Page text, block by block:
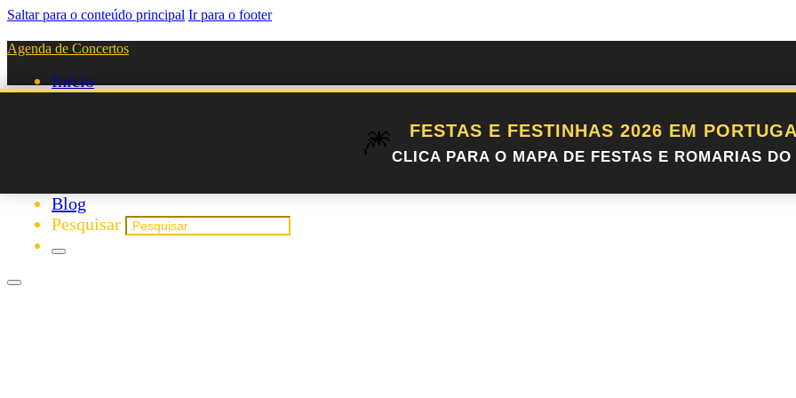
Saltar para o conteúdo principal Ir para o footer
Agenda de Concertos
Início
Blog
Pesquisar
🎆 FESTAS E FESTINHAS 2026 EM
CLICA PARA O MAPA DE FESTAS E ROMARIAS DO
Agenda de Concertos de Mónica Sintra em 2026